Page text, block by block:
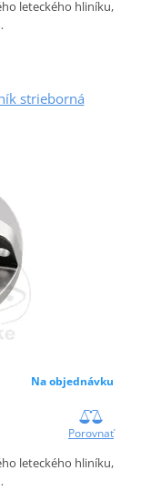
leteckého hliníku,
strieborná
Na objednávku
Porovnať
leteckého hliníku,